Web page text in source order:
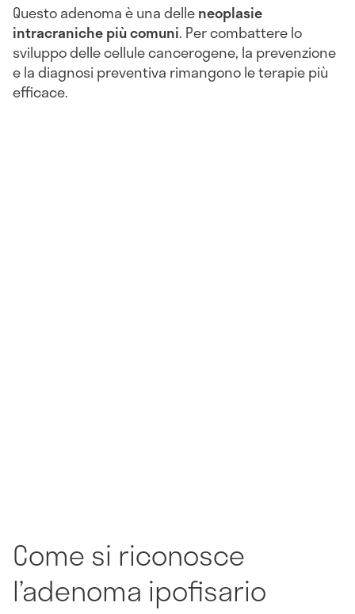
Questo adenoma è una delleneoplasie
intracraniche più comuni. Per combattere lo
sviluppo delle cellule cancerogene, la prevenzione
e la diagnosi preventiva rimangono le terapie più
efficace.
Come si riconosce
l’adenoma ipofisario